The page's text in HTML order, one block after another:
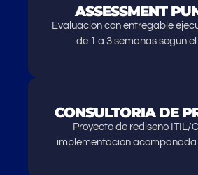
ASSESSMENT
Evaluacion con entregable
de 1 a 3 semanas segun
CONSULTORIA DE
Proyecto de rediseno ITIL/
implementacion acompanada